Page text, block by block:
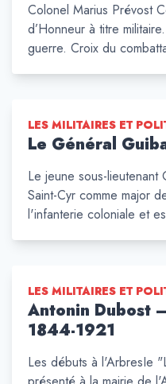
Colonel Marius Prévost
d’Honneur à titre
guerre. Croix du
LES MILITAIRES ET
Le Général
Le jeune sous-
Saint-Cyr comme major
l'infanterie coloniale et
LES MILITAIRES ET
Antonin Dubost
1844-1921
Les débuts à l'ArbresIe